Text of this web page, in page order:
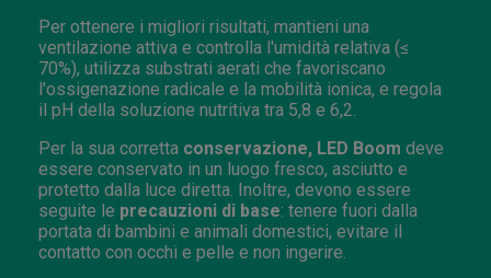
Per ottenere i migliori risultati, mantieni una
ventilazione attiva e controlla l'umidità relativa (≤
70%), utilizza substrati aerati che favoriscano
l'ossigenazione radicale e la mobilità ionica, e regola
il pH della soluzione nutritiva tra 5,8 e 6,2.
Per la sua corretta conservazione, LED Boom deve
essere conservato in un luogo fresco, asciutto e
protetto dalla luce diretta. Inoltre, devono essere
seguite le precauzioni di base: tenere fuori dalla
portata di bambini e animali domestici, evitare il
contatto con occhi e pelle e non ingerire.